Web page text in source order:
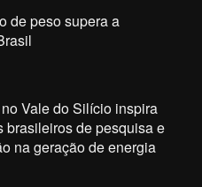
de peso supera a
Vale do Silício inspira
brasileiros de pesquisa e
na geração de energia